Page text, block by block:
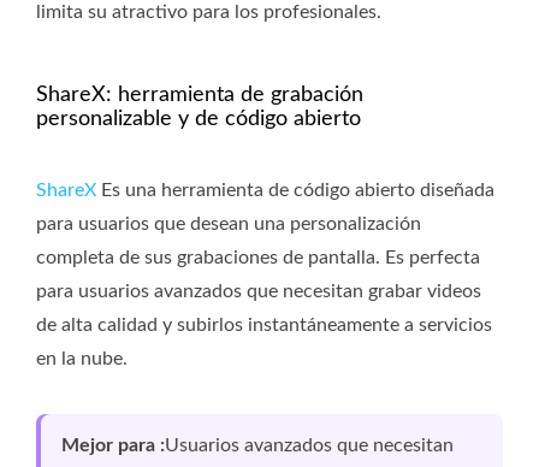
limita su atractivo para los profesionales.
ShareX: herramienta de grabación
personalizable y de código abierto
ShareX Es una herramienta de código abierto diseñada
para usuarios que desean una personalización
completa de sus grabaciones de pantalla. Es perfecta
para usuarios avanzados que necesitan grabar videos
de alta calidad y subirlos instantáneamente a servicios
en la nube.
Mejor para :Usuarios avanzados que necesitan